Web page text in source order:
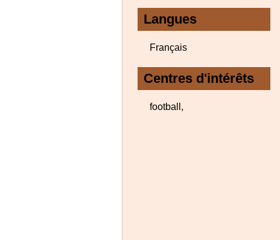
Langues
Français
Centres d'intérêts
football,